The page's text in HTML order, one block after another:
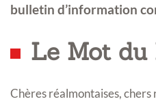
bulletin d’information
Le Mot du
Chères réalmontaises, chers